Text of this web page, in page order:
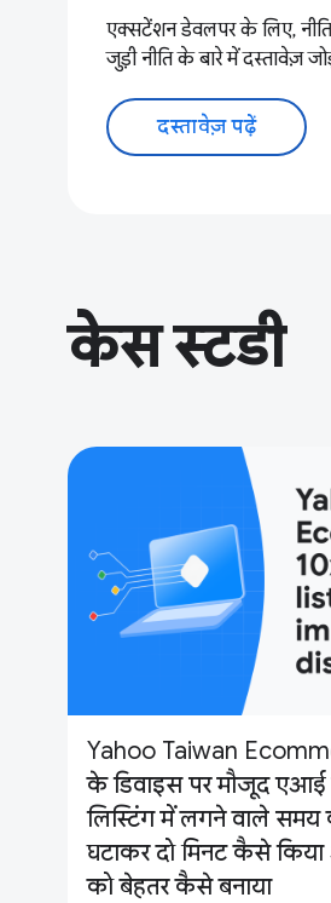
एक्सटेंशन डेवलपर के लिए,
जुड़ी नीति के बारे में दस्तावेज़
दस्तावेज़ पढ़ें
केस स्टडी
Yahoo Taiwan
के डिवाइस पर मौजूद एआई
लिस्टिंग में लगने वाले समय
घटाकर दो मिनट कैसे
को बेहतर कैसे बनाया